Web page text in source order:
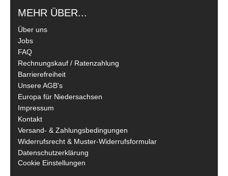
MEHR ÜBER...
Über uns
Jobs
FAQ
Rechnungskauf / Ratenzahlung
Barrierefreiheit
Unsere AGB's
Europa für Niedersachsen
Impressum
Kontakt
Versand- & Zahlungsbedingungen
Widerrufsrecht & Muster-Widerrufsformular
Datenschutzerklärung
Cookie Einstellungen